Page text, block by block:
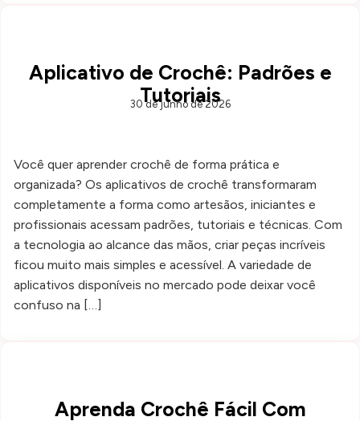
Aplicativo de Crochê: Padrões e
Tutoriais
30 de junho de 2026
Você quer aprender crochê de forma prática e
organizada? Os aplicativos de crochê transformaram
completamente a forma como artesãos, iniciantes e
profissionais acessam padrões, tutoriais e técnicas. Com
a tecnologia ao alcance das mãos, criar peças incríveis
ficou muito mais simples e acessível. A variedade de
aplicativos disponíveis no mercado pode deixar você
confuso na […]
Aprenda Crochê Fácil Com